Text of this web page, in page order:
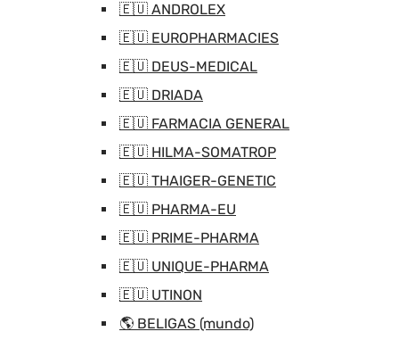
🇪🇺 ANDROLEX
🇪🇺 EUROPHARMACIES
🇪🇺 DEUS-MEDICAL
🇪🇺 DRIADA
🇪🇺 FARMACIA GENERAL
🇪🇺 HILMA-SOMATROP
🇪🇺 THAIGER-GENETIC
🇪🇺 PHARMA-EU
🇪🇺 PRIME-PHARMA
🇪🇺 UNIQUE-PHARMA
🇪🇺 UTINON
🌎 BELIGAS (mundo)